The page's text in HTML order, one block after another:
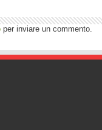
per inviare un commento.